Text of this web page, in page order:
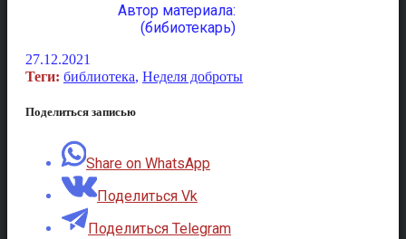
Автор материала:
(бибиотекарь)
27.12.2021
Теги: библиотека, Неделя доброты
Поделиться записью
Share on WhatsApp
Поделиться Vk
Поделиться Telegram